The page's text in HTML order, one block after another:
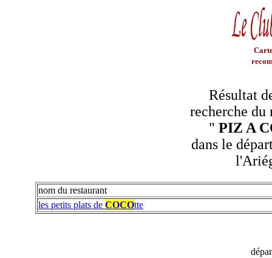
Résultat
recherche du
" PIZ A
dans le
nom du restaurant
les petits plats de COCOtte